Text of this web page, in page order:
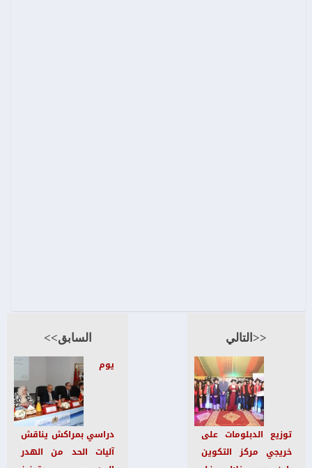
السابق>>
يوم
دراسي بمراكش يناقش
آليات الحد من الهدر
<<التالي
توزيع الدبلومات على
خريجي مركز التكوين